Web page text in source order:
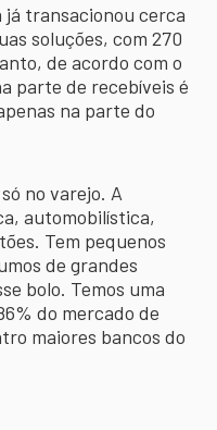
já transacionou cerca
soluções, com 270
de acordo com o
parte de recebíveis é
na parte do
no varejo. A
automobilística,
Tem pequenos
de grandes
bolo. Temos uma
do mercado de
maiores bancos do